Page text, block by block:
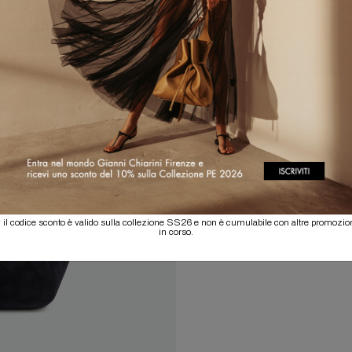
codice sconto è valido sulla collezione SS26 e non è cumulabile con altre
in corso.